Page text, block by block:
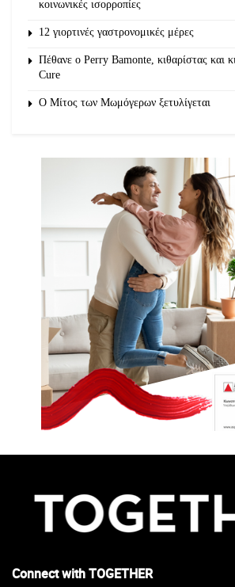
κοινωνικές ισορροπίες
12 γιορτινές γαστρονομικές μέρες
Πέθανε ο Perry Bamonte, κιθαρίστας και
Cure
O Μίτος των Μωμόγερων ξετυλίγεται
Connect with TOGETHER